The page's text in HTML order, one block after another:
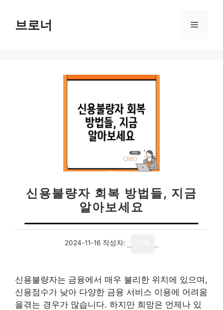
브로너 메
신용불량자 회복 방법들, 지금
알아보세요
2024-11-16 작성자:
신용불량자는 금융에서 매우 불리한 위치에 있으며,
신용점수가 낮아 다양한 금융 서비스 이용에 어려움
을겪는 경우가 많습니다. 하지만 희망은 언제나 있